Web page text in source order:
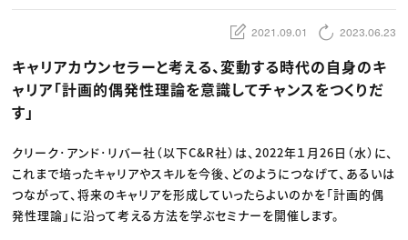
デザイン
編集・ライティング
マーケティング
ディレクション
業界解説・キャリア事情
お役立ち基礎知識
TOP Creator’s コラム
Webクリエイター
アプリクリエイター
ゲームクリエイター
映像クリエイター
マーケッター
C＆R Magazine
セミナー
ニュース・トレンド
Web
映像
ゲーム・エンタメ
広告
出版
CREATIVE VILLAGEからのお知らせ
2021.09.01 2023.06.23
キャリアカウンセラーと考える、変動する時代の自身のキ
ャリア「計画的偶発性理論を意識してチャンスをつくりだ
す」
クリーク･アンド･リバー社（以下C&R社）は、2022年１月26日（水）に、
これまで培ったキャリアやスキルを今後、どのようにつなげて、あるいは
つながって、将来のキャリアを形成していったらよいのかを「計画的偶
発性理論」に沿って考える方法を学ぶセミナーを開催します。